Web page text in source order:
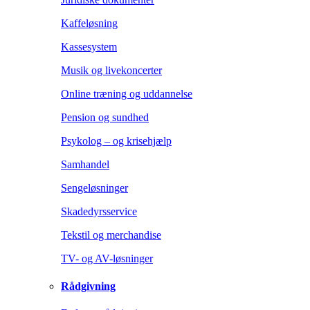
Kaffeløsning
Kassesystem
Musik og livekoncerter
Online træning og uddannelse
Pension og sundhed
Psykolog – og krisehjælp
Samhandel
Sengeløsninger
Skadedyrsservice
Tekstil og merchandise
TV- og AV-løsninger
Rådgivning